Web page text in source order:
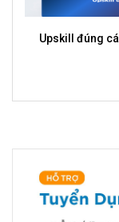
Freelancer có